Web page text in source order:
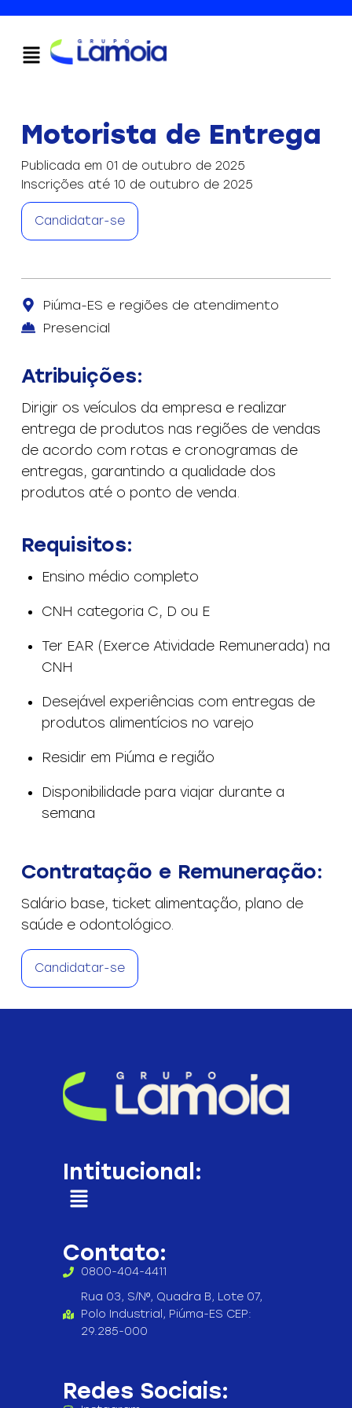
Motorista de Entrega
Publicada em 01 de outubro de 2025
Inscrições até 10 de outubro de 2025
Candidatar-se
Piúma-ES e regiões de atendimento
Presencial
Atribuições:
Dirigir os veículos da empresa e realizar
entrega de produtos nas regiões de vendas
de acordo com rotas e cronogramas de
entregas, garantindo a qualidade dos
produtos até o ponto de venda.
Requisitos:
Ensino médio completo
CNH categoria C, D ou E
Ter EAR (Exerce Atividade Remunerada) na
CNH
Desejável experiências com entregas de
produtos alimentícios no varejo
Residir em Piúma e região
Disponibilidade para viajar durante a
semana
Contratação e Remuneração:
Salário base, ticket alimentação, plano de
saúde e odontológico.
Candidatar-se
Intitucional:
Contato:
0800-404-4411
Rua 03, S/Nº, Quadra B, Lote 07,
Polo Industrial, Piúma-ES CEP:
29.285-000
Redes Sociais: